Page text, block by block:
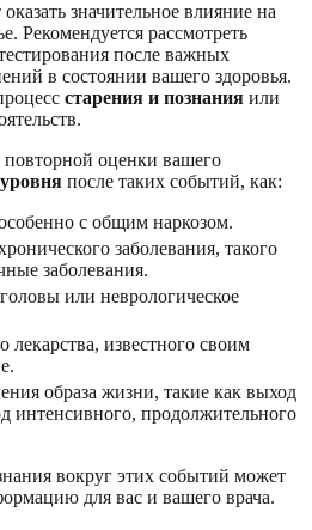
значительное влияние на
Рекомендуется рассмотреть
после важных
в состоянии вашего здоровья.
старения и познания или
повторной оценки вашего
после таких событий, как:
с общим наркозом.
заболевания, такого
заболевания.
или неврологическое
лекарства, известного своим
образа жизни, такие как выход
интенсивного, продолжительного
вокруг этих событий может
для вас и вашего врача.